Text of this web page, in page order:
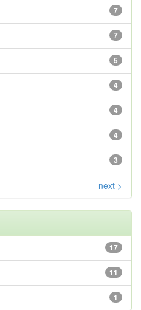
7
7
5
4
4
4
3
next >
17
11
1